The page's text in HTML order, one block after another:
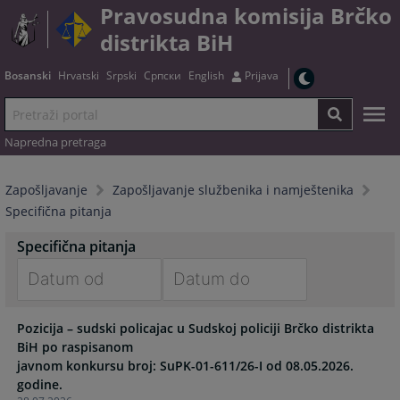
Pravosudna komisija Brčko
distrikta BiH
Bosanski Hrvatski Srpski Српски English Prijava
Napredna pretraga
Zapošljavanje
Zapošljavanje službenika i namještenika
Specifična pitanja
Specifična pitanja
forward
to
interact
with
forward
interact
Pozicija – sudski policajac u Sudskoj policiji Brčko distrikta
BiH po raspisanom
javnom konkursu broj: SuPK-01-611/26-I od 08.05.2026.
godine.